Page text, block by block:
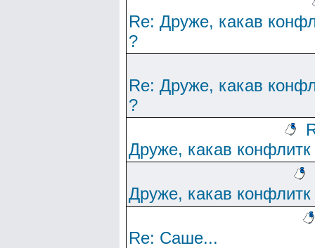
Re: Друже, какав
?
Re: Друже, какав
?
Друже, какав конфлитк
Друже, какав конфлитк
Re: Саше...